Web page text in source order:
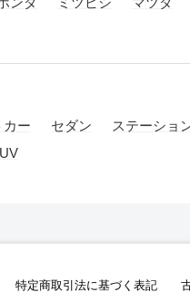
カー セダン
ステーショ
特定商取引法に基づく表記